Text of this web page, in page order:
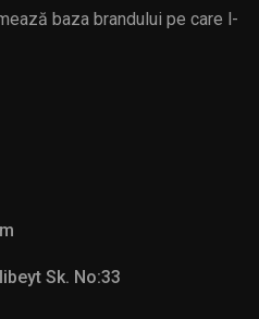
baza brandului pe care l-
Sk. No:33